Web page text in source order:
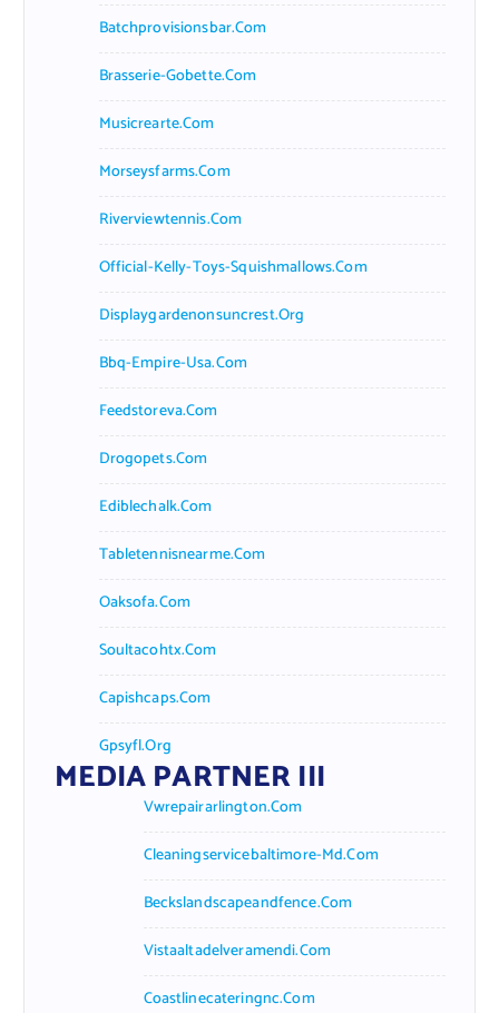
Batchprovisionsbar.com
Brasserie-Gobette.com
Musicrearte.com
Morseysfarms.com
Riverviewtennis.com
Official-Kelly-Toys-Squishmallows.com
Displaygardenonsuncrest.org
Bbq-Empire-Usa.com
Feedstoreva.com
Drogopets.com
Ediblechalk.com
Tabletennisnearme.com
Oaksofa.com
Soultacohtx.com
Capishcaps.com
Gpsyfl.org
MEDIA PARTNER III
Vwrepairarlington.com
Cleaningservicebaltimore-Md.com
Beckslandscapeandfence.com
Vistaaltadelveramendi.com
Coastlinecateringnc.com